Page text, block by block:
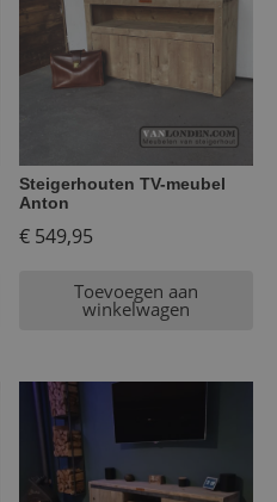
Steigerhouten TV-meubel
Anton
€ 549,95
Toevoegen aan
winkelwagen